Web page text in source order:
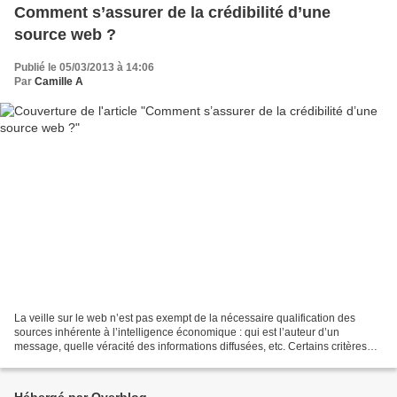
Comment s’assurer de la crédibilité d’une
source web ?
Publié le 05/03/2013 à 14:06
Par Camille A
La veille sur le web n’est pas exempt de la nécessaire qualification des
sources inhérente à l’intelligence économique : qui est l’auteur d’un
message, quelle véracité des informations diffusées, etc. Certains critères